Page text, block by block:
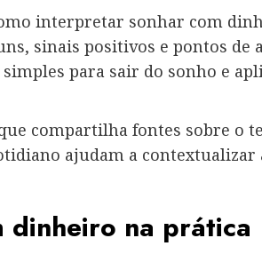
interpretar sonhar com
sinais positivos e pontos de
para sair do sonho e
compartilha fontes sobre o
ajudam a contextualizar
dinheiro na prática